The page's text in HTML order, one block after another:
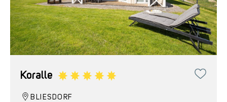
Koralle
BLIESDORF